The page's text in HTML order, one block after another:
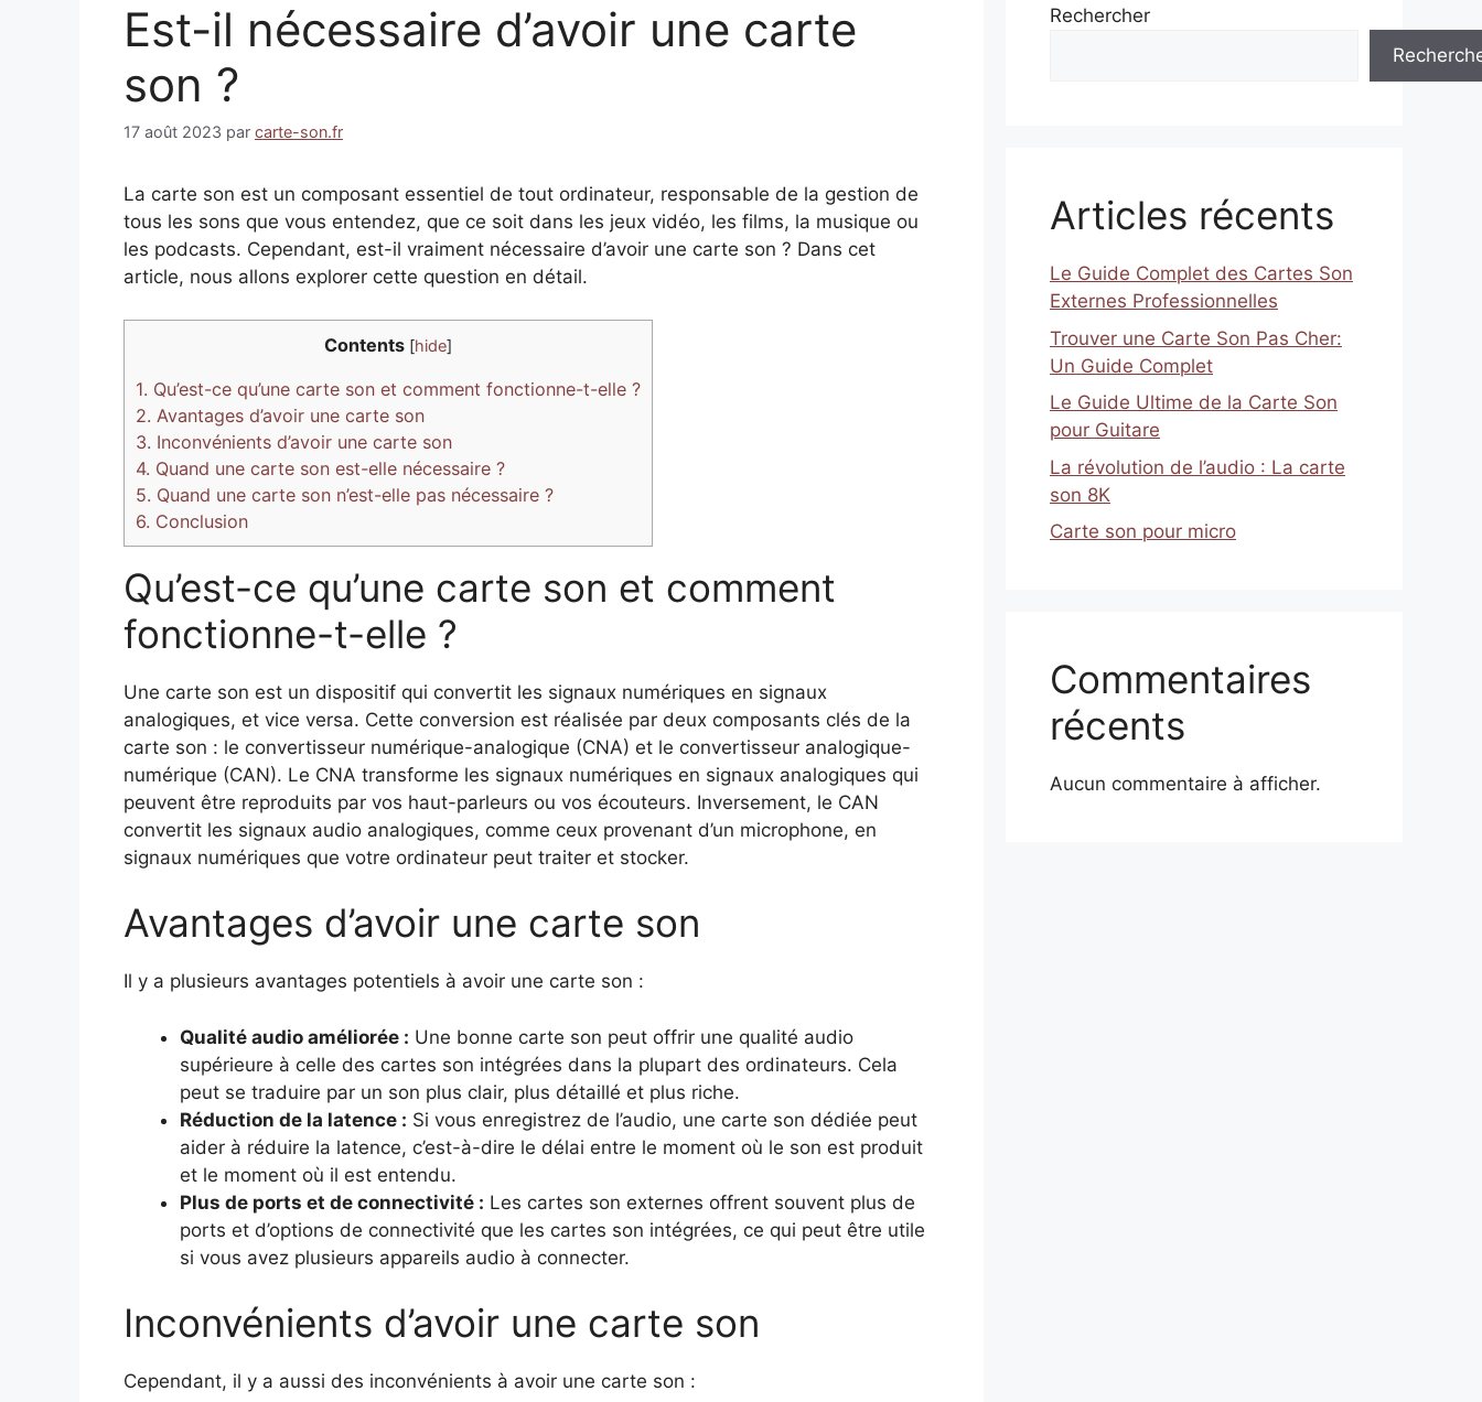
Est-il nécessaire d’avoir une carte
son ?
17 août 2023 par carte-son.fr
La carte son est un composant essentiel de tout ordinateur, responsable de la gestion de
tous les sons que vous entendez, que ce soit dans les jeux vidéo, les films, la musique ou
les podcasts. Cependant, est-il vraiment nécessaire d’avoir une carte son ? Dans cet
article, nous allons explorer cette question en détail.
Contents [hide]
1. Qu’est-ce qu’une carte son et comment fonctionne-t-elle ?
2. Avantages d’avoir une carte son
3. Inconvénients d’avoir une carte son
4. Quand une carte son est-elle nécessaire ?
5. Quand une carte son n’est-elle pas nécessaire ?
6. Conclusion
Qu’est-ce qu’une carte son et comment
fonctionne-t-elle ?
Une carte son est un dispositif qui convertit les signaux numériques en signaux
analogiques, et vice versa. Cette conversion est réalisée par deux composants clés de la
carte son : le convertisseur numérique-analogique (CNA) et le convertisseur analogique-
numérique (CAN). Le CNA transforme les signaux numériques en signaux analogiques qui
peuvent être reproduits par vos haut-parleurs ou vos écouteurs. Inversement, le CAN
convertit les signaux audio analogiques, comme ceux provenant d’un microphone, en
signaux numériques que votre ordinateur peut traiter et stocker.
Avantages d’avoir une carte son
Il y a plusieurs avantages potentiels à avoir une carte son :
Qualité audio améliorée : Une bonne carte son peut offrir une qualité audio
supérieure à celle des cartes son intégrées dans la plupart des ordinateurs. Cela
peut se traduire par un son plus clair, plus détaillé et plus riche.
Réduction de la latence : Si vous enregistrez de l’audio, une carte son dédiée peut
aider à réduire la latence, c’est-à-dire le délai entre le moment où le son est produit
et le moment où il est entendu.
Plus de ports et de connectivité : Les cartes son externes offrent souvent plus de
ports et d’options de connectivité que les cartes son intégrées, ce qui peut être utile
si vous avez plusieurs appareils audio à connecter.
Inconvénients d’avoir une carte son
Cependant, il y a aussi des inconvénients à avoir une carte son :
Rechercher
Articles récents
Le Guide Complet des Cartes Son
Externes Professionnelles
Trouver une Carte Son Pas Cher:
Un Guide Complet
Le Guide Ultime de la Carte Son
pour Guitare
La révolution de l’audio : La carte
son 8K
Carte son pour micro
Commentaires
récents
Aucun commentaire à afficher.